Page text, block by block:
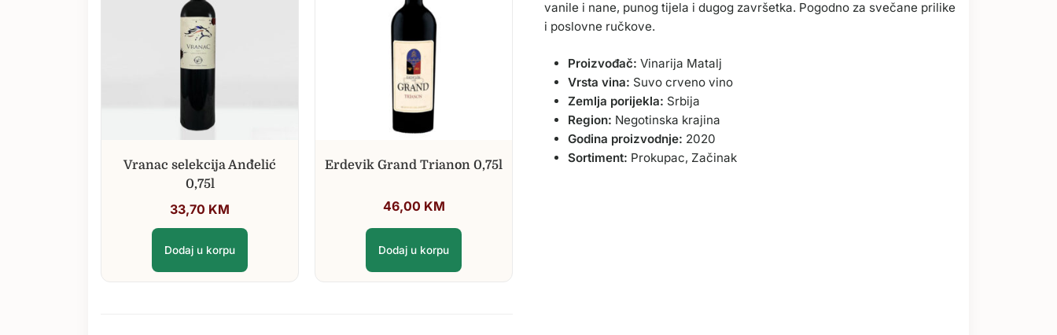
Vranac selekcija Anđelić
0,75l
33,70 KM
Dodaj u korpu
Erdevik Grand Trianon 0,75l
46,00 KM
Dodaj u korpu
vanile i nane, punog tijela i dugog završetka. Pogodno za svečane prilike
i poslovne ručkove.
Proizvođač: Vinarija Matalj
Vrsta vina: Suvo crveno vino
Zemlja porijekla: Srbija
Region: Negotinska krajina
Godina proizvodnje: 2020
Sortiment: Prokupac, Začinak